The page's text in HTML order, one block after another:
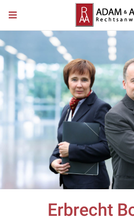
Erbrecht